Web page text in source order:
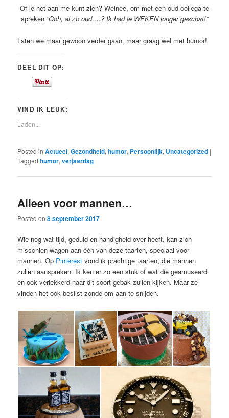
Of je het aan me kunt zien? Welnee, om met een oud-collega te
spreken “Goh, al zo oud….? Ik had je WEKEN jonger geschat!”
Laten we maar gewoon verder gaan, maar graag wel met humor!
DEEL DIT OP:
VIND IK LEUK:
Laden...
Posted in Actueel,Gezondheid,humor, Persoonlijk, Uncategorized |
Tagged humor,verjaardag
Alleen voor mannen…
Posted on8 september 2017
Wie nog wat tijd, geduld en handigheid over heeft, kan zich
misschien wagen aan één van deze taarten, speciaal voor
mannen. Op Pinterest vond ik prachtige taarten, die mannen
zullen aanspreken. Ik ken er zo een stuk of wat die geamuseerd
en ook verlekkerd naar dit soort gebak zullen kijken. Maar ze
vinden het ook beslist zonde om aan te snijden.